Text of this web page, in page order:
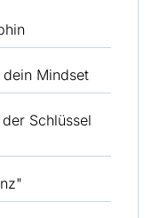
Mindset
Schlüssel